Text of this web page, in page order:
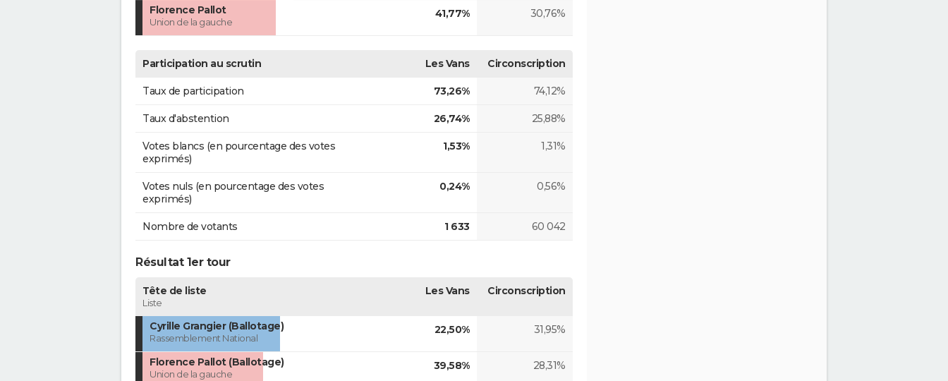
Florence Pallot
Union de la gauche
41,77% 30,76%
Participation au scrutin Les Vans Circonscription
Taux de participation 73,26% 74,12%
Taux d'abstention 26,74% 25,88%
Votes blancs (en pourcentage des votes
exprimés)
1,53% 1,31%
Votes nuls (en pourcentage des votes
exprimés)
0,24% 0,56%
Nombre de votants 1 633 60 042
Résultat 1er tour
Tête de liste
Liste
Les Vans Circonscription
Cyrille Grangier (Ballotage)
Rassemblement National
22,50% 31,95%
Florence Pallot (Ballotage)
Union de la gauche
39,58% 28,31%